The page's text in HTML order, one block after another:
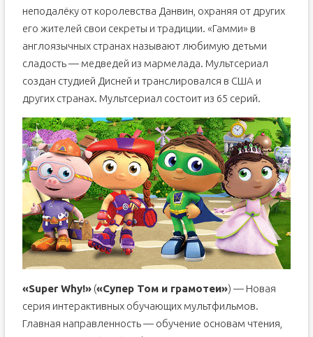
неподалёку от королевства Данвин, охраняя от других
его жителей свои секреты и традиции. «Гамми» в
англоязычных странах называют любимую детьми
сладость — медведей из мармелада. Мультсериал
создан студией Дисней и транслировался в США и
других странах. Мультсериал состоит из 65 серий.
«Super Why!»(«Супер Том и грамотеи») — Новая
серия интерактивных обучающих мультфильмов.
Главная направленность — обучение основам чтения,